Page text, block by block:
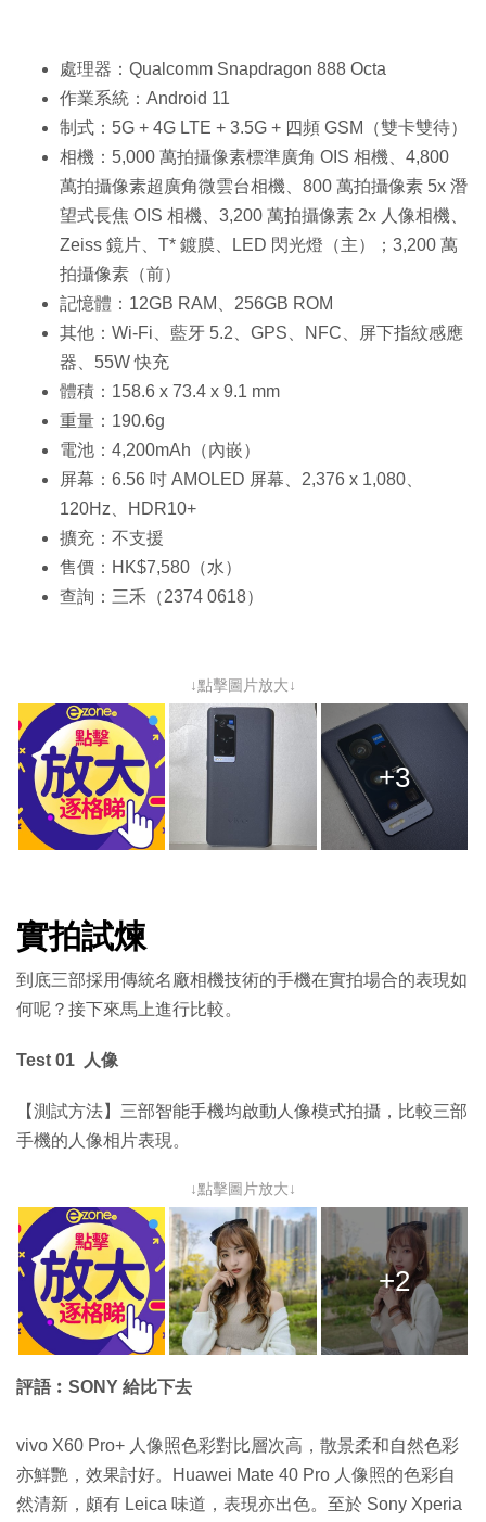
處理器：Qualcomm Snapdragon 888 Octa
作業系統：Android 11
制式：5G + 4G LTE + 3.5G + 四頻 GSM（雙卡雙待）
相機：5,000 萬拍攝像素標準廣角 OIS 相機、4,800
萬拍攝像素超廣角微雲台相機、800 萬拍攝像素 5x 潛
望式長焦 OIS 相機、3,200 萬拍攝像素 2x 人像相機、
Zeiss 鏡片、T* 鍍膜、LED 閃光燈（主）；3,200 萬
拍攝像素（前）
記憶體：12GB RAM、256GB ROM
其他：Wi-Fi、藍牙 5.2、GPS、NFC、屏下指紋感應
器、55W 快充
體積：158.6 x 73.4 x 9.1 mm
重量：190.6g
電池：4,200mAh（內嵌）
屏幕：6.56 吋 AMOLED 屏幕、2,376 x 1,080、
120Hz、HDR10+
擴充：不支援
售價：HK$7,580（水）
查詢：三禾（2374 0618）
↓點擊圖片放大↓
+3
實拍試煉
到底三部採用傳統名廠相機技術的手機在實拍場合的表現如
何呢？接下來馬上進行比較。
Test 01 人像
【測試方法】三部智能手機均啟動人像模式拍攝，比較三部
手機的人像相片表現。
↓點擊圖片放大↓
+2
評語︰SONY 給比下去
vivo X60 Pro+ 人像照色彩對比層次高，散景柔和自然色彩
亦鮮艷，效果討好。Huawei Mate 40 Pro 人像照的色彩自
然清新，頗有 Leica 味道，表現亦出色。至於 Sony Xperia